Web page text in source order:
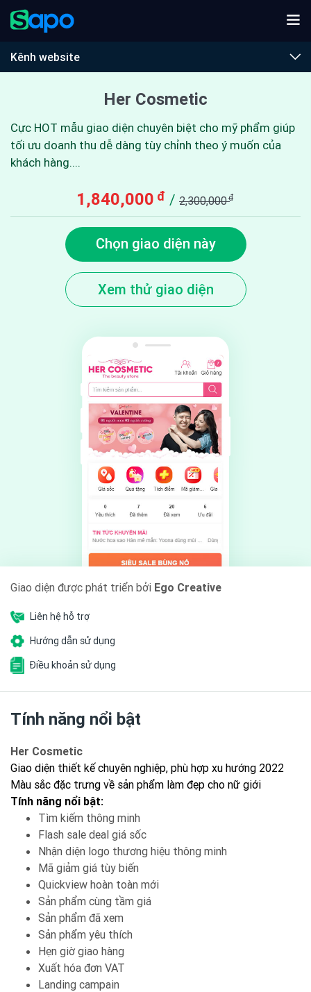
Kênh website
Her Cosmetic
Cực HOT mẫu giao diện chuyên biệt cho mỹ phẩm giúp
tối ưu doanh thu dễ dàng tùy chỉnh theo ý muốn của
khách hàng....
1,840,000đ / 2,300,000đ
Chọn giao diện này
Xem thử giao diện
Giao diện được phát triển bởi Ego Creative
Liên hệ hỗ trợ
Hướng dẫn sử dụng
Điều khoản sử dụng
Tính năng nổi bật
Her Cosmetic
Giao diện thiết kế chuyên nghiệp, phù hợp xu hướng 2022
Màu sắc đặc trưng về sản phẩm làm đẹp cho nữ giới
Tính năng nổi bật:
Tìm kiếm thông minh
Flash sale deal giá sốc
Nhận diện logo thương hiệu thông minh
Mã giảm giá tùy biến
Quickview hoàn toàn mới
Sản phẩm cùng tầm giá
Sản phẩm đã xem
Sản phẩm yêu thích
Hẹn giờ giao hàng
Xuất hóa đơn VAT
Landing campain